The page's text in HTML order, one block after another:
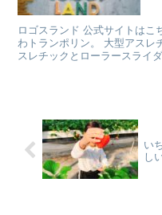
ロゴスランド 公式サイトはこ
わトランポリン。 大型アスレ
スレチックとローラースライ
い
し